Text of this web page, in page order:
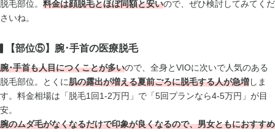
脱毛部位。 料金は顔脱毛とほぼ同額と安いので、ぜひ検討してみてくだ
さいね。
【部位⑤】腕･手首の医療脱毛
腕･手首も人目につくことが多いので、全身とVIOに次いで人気のある
脱毛部位。とくに肌の露出が増える夏前ごろに脱毛する人が急増しま
す。料金相場は「脱毛1回1-2万円」で「5回プランなら4-5万円」が目
安。
腕のムダ毛がなくなるだけで印象が良くなるので、男女ともにおすすめ